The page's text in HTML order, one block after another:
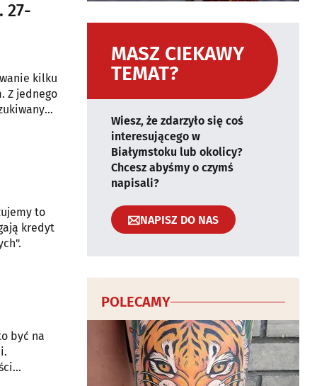
27-
kilku
Z jednego
to
kredyt
być na
MASZ CIEKAWY
TEMAT?
Wiesz, że zdarzyło się coś
interesującego w
Białymstoku lub okolicy?
Chcesz abyśmy o czymś
napisali?
NAPISZ DO NAS
POLECAMY